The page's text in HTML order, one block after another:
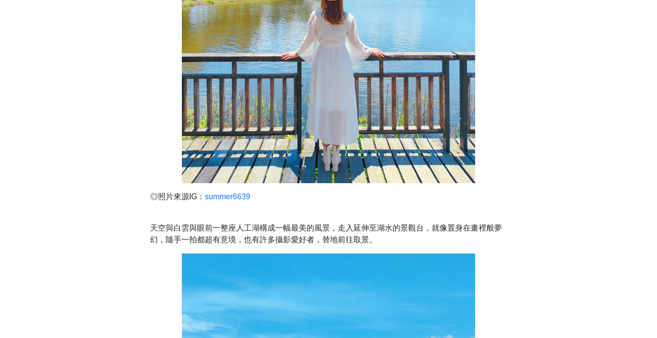
◎照片來源IG： summer6639
天空與白雲與眼前一整座人工湖構成一幅最美的風景，走入延伸至湖水的景觀台，就像置身在畫裡般夢
幻，隨手一拍都超有意境，也有許多攝影愛好者，替地前往取景。